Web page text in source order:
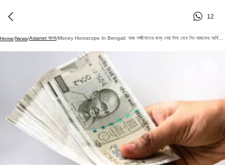
12
Home/News/Asianet বাংলা/ Money Horoscope In Bengali: আজ লক্ষ্মীলাভের জন্য সেরা দিন! দেখে নিন আজকের আর্থিক রাশিফল